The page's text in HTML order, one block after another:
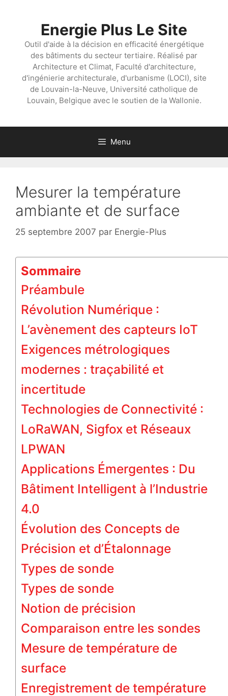
Energie Plus Le Site
Outil d'aide à la décision en efficacité énergétique
des bâtiments du secteur tertiaire. Réalisé par
Architecture et Climat, Faculté d'architecture,
d'ingénierie architecturale, d'urbanisme (LOCI), site
de Louvain-la-Neuve, Université catholique de
Louvain, Belgique avec le soutien de la Wallonie.
Menu
Mesurer la température
ambiante et de surface
25 septembre 2007 par Energie-Plus
Sommaire
Préambule
Révolution Numérique :
L’avènement des capteurs IoT
Exigences métrologiques
modernes : traçabilité et
incertitude
Technologies de Connectivité :
LoRaWAN, Sigfox et Réseaux
LPWAN
Applications Émergentes : Du
Bâtiment Intelligent à l’Industrie
4.0
Évolution des Concepts de
Précision et d’Étalonnage
Types de sonde
Types de sonde
Notion de précision
Comparaison entre les sondes
Mesure de température de
surface
Enregistrement de température